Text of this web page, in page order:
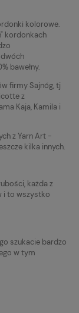
kolorowe.
kordonkach
bawełny.
firmy Sajnóg, tj
z
Kaja, Kamila i
z Yarn Art -
kilka innych.
każda z
i to wszystko
szukacie bardzo
w tym